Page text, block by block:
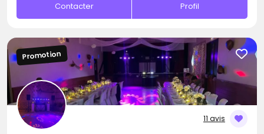
Contacter Profil
11 avis
Promotion